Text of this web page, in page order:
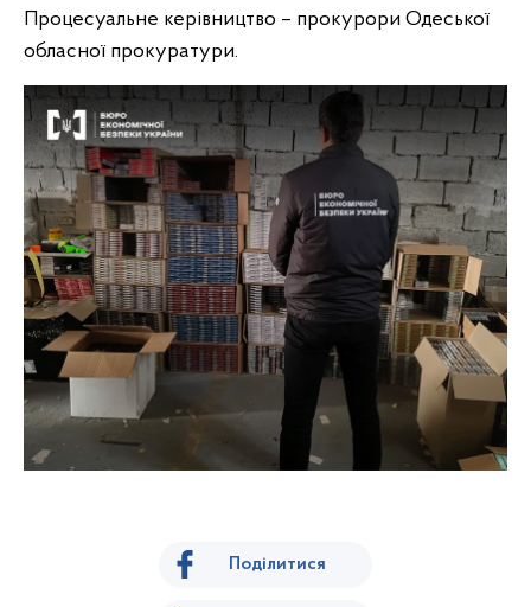
Процесуальне керівництво – прокурори Одеської
обласної прокуратури.
Поділитися